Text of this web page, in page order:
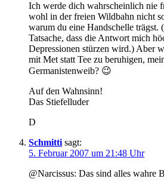
Ich werde dich wahrscheinlich nie
wohl in der freien Wildbahn nicht
warum du eine Handschelle trägst.
Tatsache, dass die Antwort mich
Depressionen stürzen wird.) Aber
mit Met statt Tee zu beruhigen,
Germanistenweib? 😉
Auf den Wahnsinn!
Das Stiefelluder
D
Schmitti sagt:
5. Februar 2007 um 21:48 Uhr
@Narcissus: Das sind alles wahre